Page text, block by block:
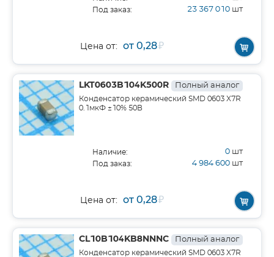
Под заказ: 23 367 010 шт
Цена от: от 0,28₽
LKT0603B104K500R Полный аналог
Конденсатор керамический SMD 0603 X7R
0.1мкФ ±10% 50В
Наличие: 0 шт
Под заказ: 4 984 600 шт
Цена от: от 0,28₽
CL10B104KB8NNNC Полный аналог
Конденсатор керамический SMD 0603 X7R